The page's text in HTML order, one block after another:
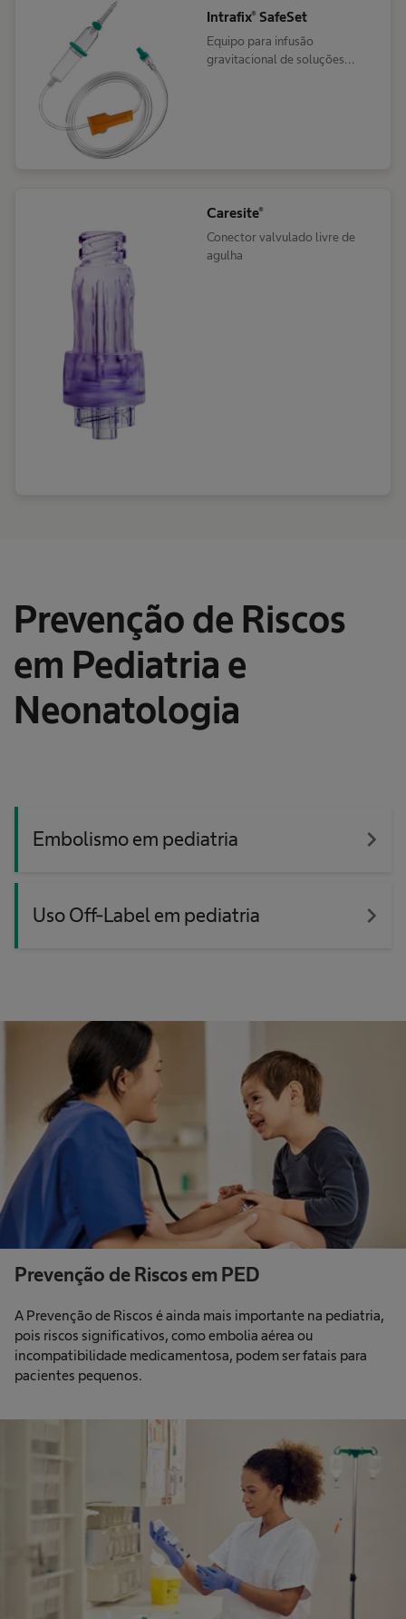
Intrafix® SafeSet
Equipo para infusão
gravitacional de soluções
Caresite®
Conector valvulado livre de
agulha
Prevenção de Riscos
em Pediatria e
Neonatologia
Embolismo em pediatria navigate_next
Uso Off-Label em pediatria navigate_next
Prevenção de Riscos em PED
A Prevenção de Riscos é ainda mais importante na pediatria,
pois riscos significativos, como embolia aérea ou
incompatibilidade medicamentosa, podem ser fatais para
pacientes pequenos.